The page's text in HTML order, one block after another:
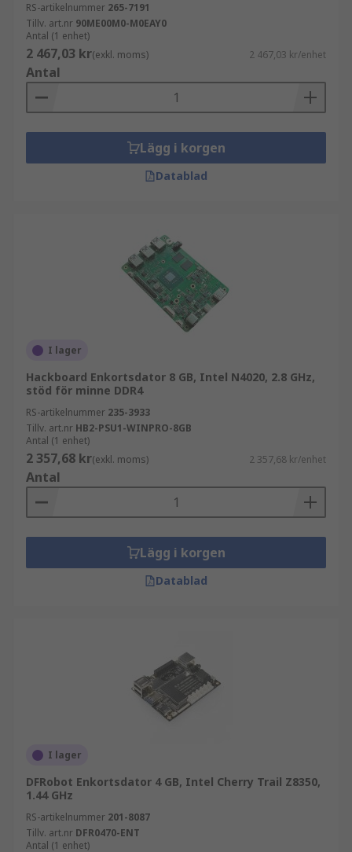
RS-artikelnummer 265-7191
Tillv. art.nr 90ME00M0-M0EAY0
Antal (1 enhet)
2 467,03 kr(exkl. moms) 2 467,03 kr/enhet
Antal
Lägg i korgen
Datablad
I lager
Hackboard Enkortsdator 8 GB, Intel N4020, 2.8 GHz,
stöd för minne DDR4
RS-artikelnummer 235-3933
Tillv. art.nr HB2-PSU1-WINPRO-8GB
Antal (1 enhet)
2 357,68 kr(exkl. moms) 2 357,68 kr/enhet
Antal
Lägg i korgen
Datablad
I lager
DFRobot Enkortsdator 4 GB, Intel Cherry Trail Z8350,
1.44 GHz
RS-artikelnummer 201-8087
Tillv. art.nr DFR0470-ENT
Antal (1 enhet)